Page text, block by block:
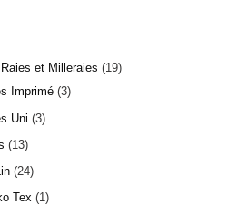
et Milleraies
19
Imprimé 3
Uni 3
13
24
Tex
1